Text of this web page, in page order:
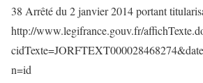
38 Arrêté du 2 janvier 2014 portant
http://www.legifrance.gouv.fr/
n=id